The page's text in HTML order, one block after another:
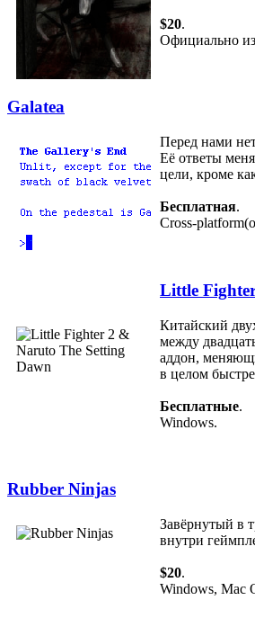
$20.
Официально
Galatea
Перед нами
Её ответы
цели, кроме
Бесплатная.
Cross-
Little
Китайский
между
аддон,
в целом
Бесплатные.
Windows.
Rubber Ninjas
Завёрнутый в
внутри
$20.
Windows, Mac